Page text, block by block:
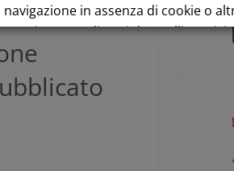
navigazione in assenza di cookie o
tracciamento diversi da quelli tecnici.
Informativa sui dati personali e
GESTISCI I